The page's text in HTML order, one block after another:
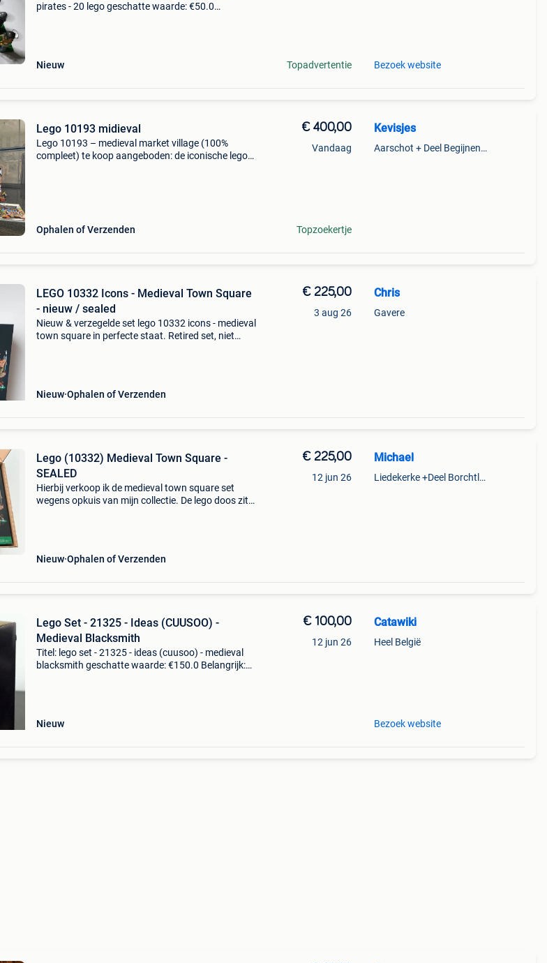
pirates - 20 lego geschatte waarde: €50.0
Nieuw Topadvertentie Bezoek website
Lego 10193 midieval
Lego 10193 – medieval market village (100%
compleet) te koop aangeboden: de iconische lego
Ophalen of Verzenden
€ 400,00
Vandaag
Topzoekertje
Kevisjes
Aarschot + Deel Begijnendijk
LEGO 10332 Icons - Medieval Town Square
- nieuw / sealed
Nieuw & verzegelde set lego 10332 icons - medieval
town square in perfecte staat. Retired set, niet
Nieuw Ophalen of Verzenden
€ 225,00
3 aug 26
Chris
Gavere
Lego (10332) Medieval Town Square -
SEALED
Hierbij verkoop ik de medieval town square set
wegens opkuis van mijn collectie. De lego doos zit
Nieuw Ophalen of Verzenden
€ 225,00
12 jun 26
Michael
Liedekerke +Deel Borchtlombeek
Lego Set - 21325 - Ideas (CUUSOO) -
Medieval Blacksmith
Titel: lego set - 21325 - ideas (cuusoo) - medieval
blacksmith geschatte waarde: €150.0 Belangrijk:
Nieuw
€ 100,00
12 jun 26
Catawiki
Heel België
Bezoek website